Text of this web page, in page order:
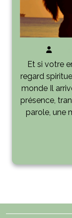
Et si votre
regard
monde Il
présence,
parole, une